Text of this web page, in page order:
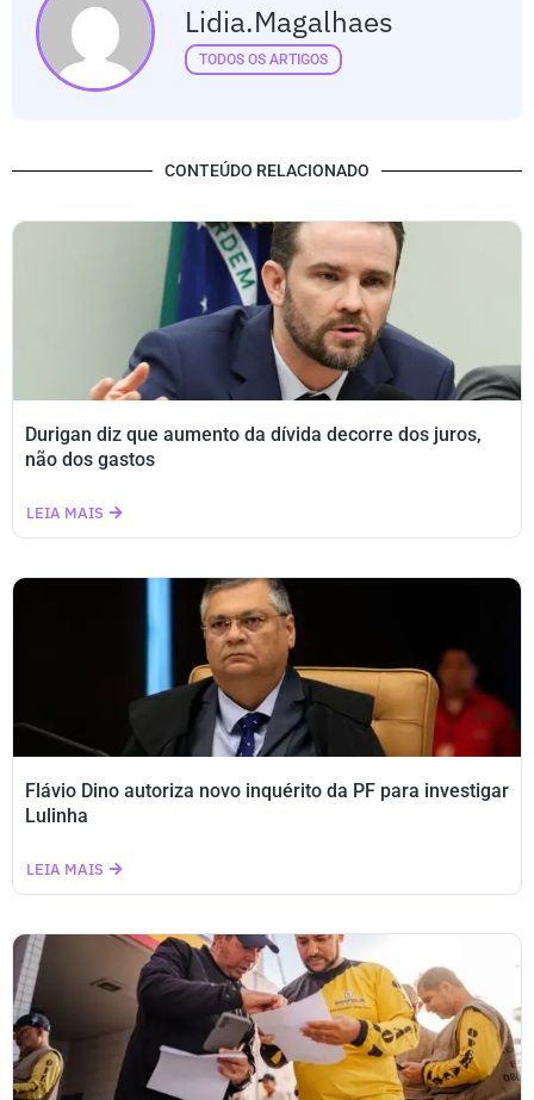
Lidia.magalhaes
TODOS OS ARTIGOS
CONTEÚDO RELACIONADO
Durigan diz que aumento da dívida decorre dos juros,
não dos gastos
LEIA MAIS
Flávio Dino autoriza novo inquérito da PF para investigar
Lulinha
LEIA MAIS